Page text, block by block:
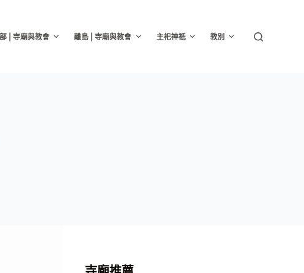
| 寺廟與教會 離島 | 寺廟與教會 主祀神祇 教別